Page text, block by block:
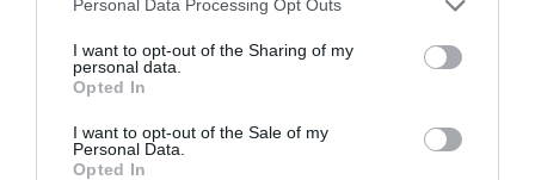
Personal Data Processing Opt Outs
I want to opt-out of the Sharing of my
personal data.
Opted In
I want to opt-out of the Sale of my
Personal Data.
Opted In
όσους έχετε αδικήσει και αποφύγετε τις
αδικαιολόγητες εκρήξεις, όλα θα πάνε
εξαιρετικά.